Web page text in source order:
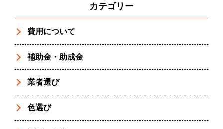
カテゴリー
費用について
補助金・助成金
業者選び
色選び